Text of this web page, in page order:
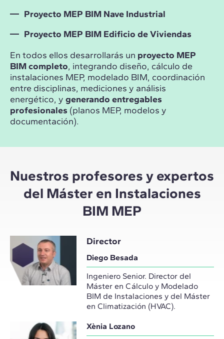
Proyecto MEP BIM Nave Industrial
Proyecto MEP BIM Edificio de Viviendas
En todos ellos desarrollarás un proyecto MEP
BIM completo, integrando diseño, cálculo de
instalaciones MEP, modelado BIM, coordinación
entre disciplinas, mediciones y análisis
energético, y generando entregables
profesionales (planos MEP, modelos y
documentación).
Nuestros profesores y expertos
del Máster en Instalaciones
BIM MEP
Director
Diego Besada
Ingeniero Senior. Director del
Máster en Cálculo y Modelado
BIM de Instalaciones y del Máster
en Climatización (HVAC).
Xènia Lozano